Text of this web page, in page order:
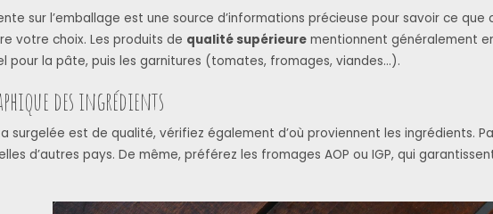
sur l’emballage est une source d’informations précieuse pour savoir ce
votre choix. Les produits de qualité supérieure mentionnent généralement
pour la pâte, puis les garnitures (tomates, fromages, viandes…).
des ingrédients
surgelée est de qualité, vérifiez également d’où proviennent les ingrédients.
d’autres pays. De même, préférez les fromages AOP ou IGP, qui